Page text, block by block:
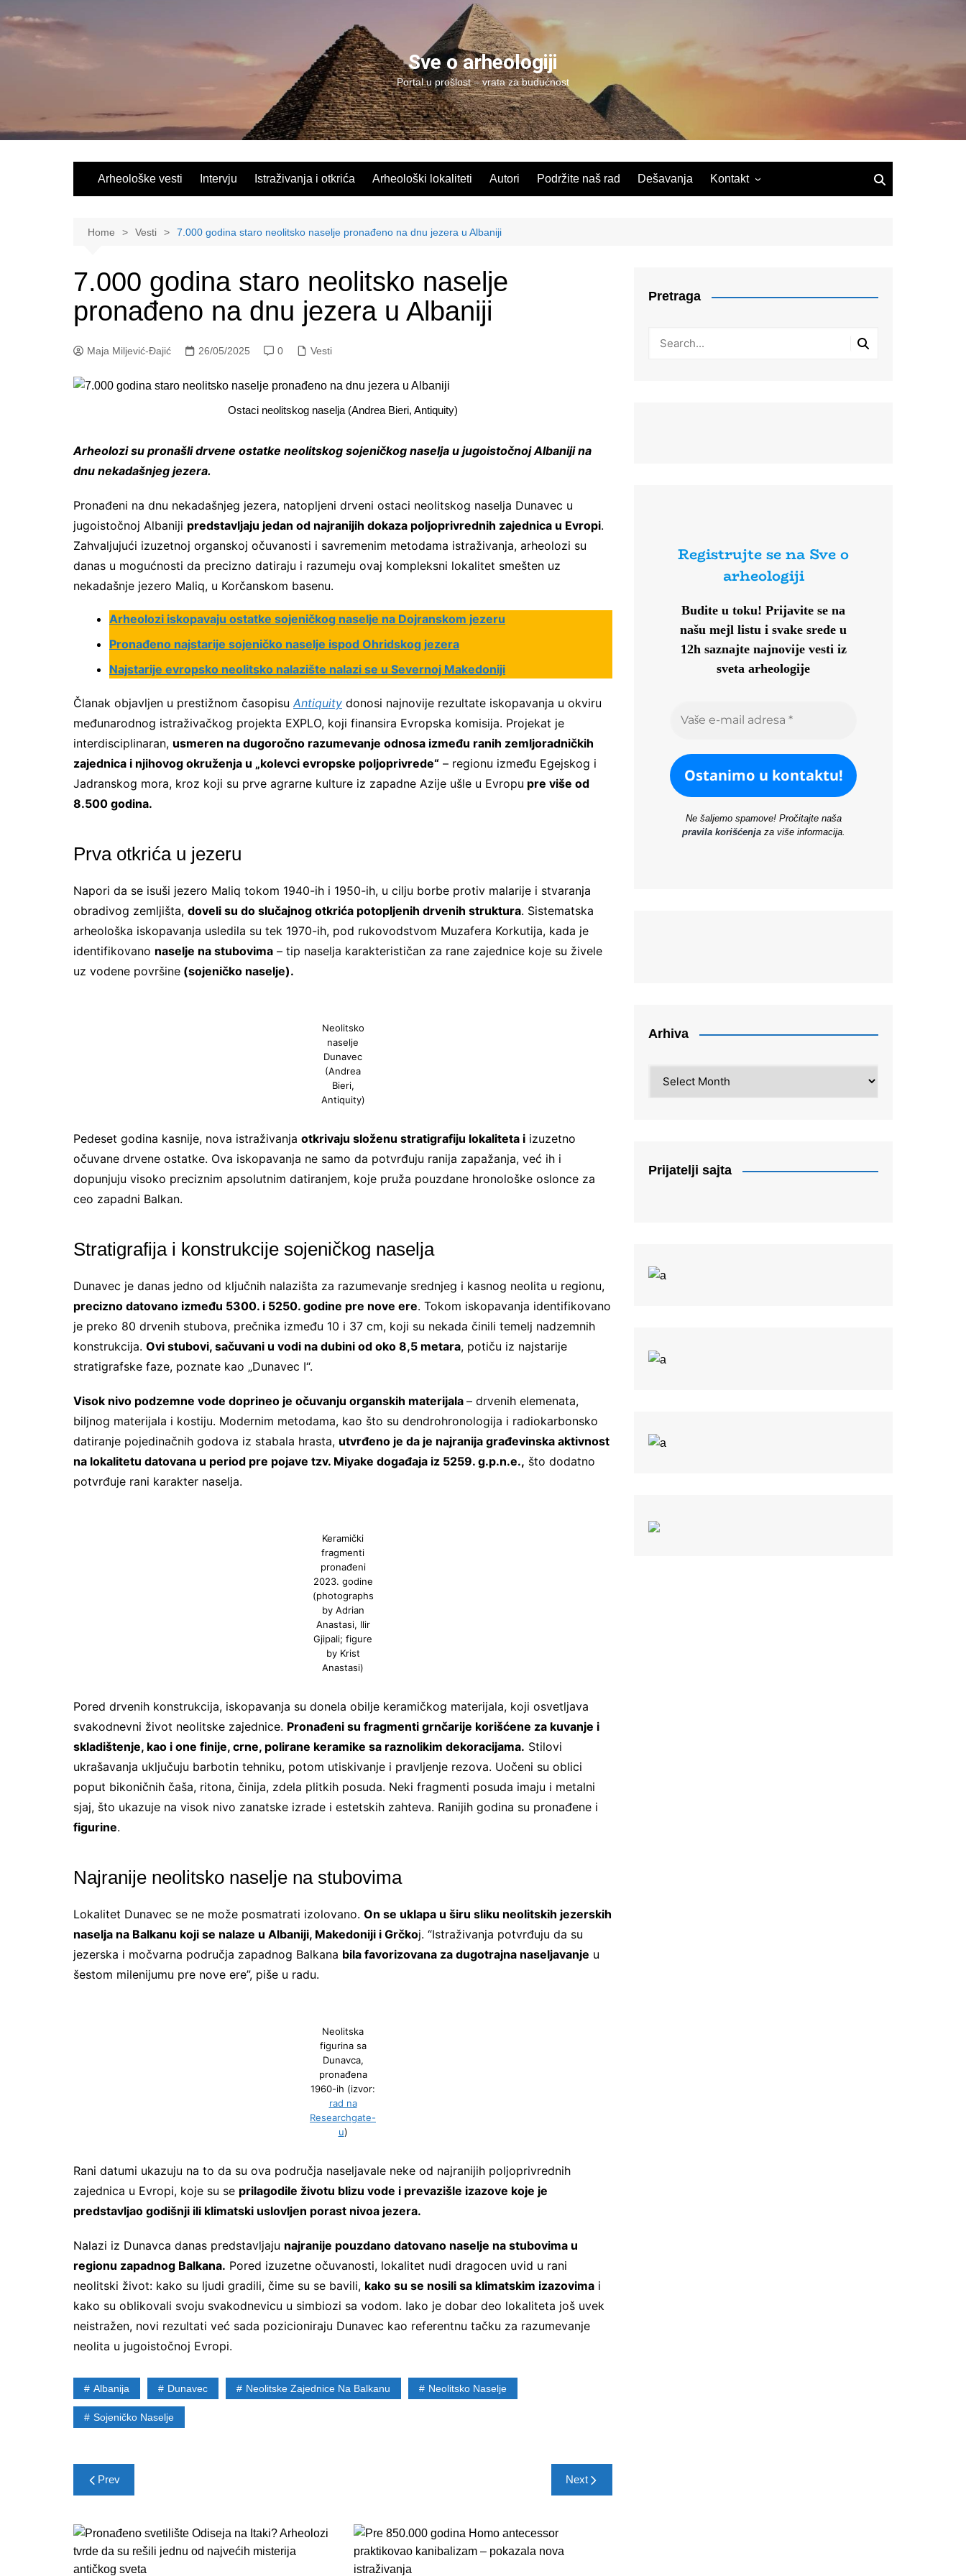
Sve o arheologiji
Portal u prošlost – vrata za budućnost
Arheološke vesti Intervju Istraživanja i otkrića Arheološki lokaliteti Autori Podržite naš rad Dešavanja Kontakt
Home Vesti 7.000 godina staro neolitsko naselje pronađeno na dnu jezera u Albaniji
7.000 godina staro neolitsko naselje
pronađeno na dnu jezera u Albaniji
Maja Miljević-Đajić 26/05/2025 0 Vesti
Ostaci neolitskog naselja (Andrea Bieri, Antiquity)
Arheolozi su pronašli drvene ostatke neolitskog sojeničkog naselja u jugoistočnoj Albaniji na
dnu nekadašnjeg jezera.
Pronađeni na dnu nekadašnjeg jezera, natopljeni drveni ostaci neolitskog naselja Dunavec u
jugoistočnoj Albaniji predstavljaju jedan od najranijih dokaza poljoprivrednih zajednica u Evropi.
Zahvaljujući izuzetnoj organskoj očuvanosti i savremenim metodama istraživanja, arheolozi su
danas u mogućnosti da precizno datiraju i razumeju ovaj kompleksni lokalitet smešten uz
nekadašnje jezero Maliq, u Korčanskom basenu.
Arheolozi iskopavaju ostatke sojeničkog naselje na Dojranskom jezeru
Pronađeno najstarije sojeničko naselje ispod Ohridskog jezera
Najstarije evropsko neolitsko nalazište nalazi se u Severnoj Makedoniji
Članak objavljen u prestižnom časopisu Antiquity donosi najnovije rezultate iskopavanja u okviru
međunarodnog istraživačkog projekta EXPLO, koji finansira Evropska komisija. Projekat je
interdisciplinaran, usmeren na dugoročno razumevanje odnosa između ranih zemljoradničkih
zajednica i njihovog okruženja u „kolevci evropske poljoprivrede“ – regionu između Egejskog i
Jadranskog mora, kroz koji su prve agrarne kulture iz zapadne Azije ušle u Evropu pre više od
8.500 godina.
Prva otkrića u jezeru
Napori da se isuši jezero Maliq tokom 1940-ih i 1950-ih, u cilju borbe protiv malarije i stvaranja
obradivog zemljišta, doveli su do slučajnog otkrića potopljenih drvenih struktura. Sistematska
arheološka iskopavanja usledila su tek 1970-ih, pod rukovodstvom Muzafera Korkutija, kada je
identifikovano naselje na stubovima – tip naselja karakterističan za rane zajednice koje su živele
uz vodene površine (sojeničko naselje).
Neolitsko
naselje
Dunavec
(Andrea
Bieri,
Antiquity)
Pedeset godina kasnije, nova istraživanja otkrivaju složenu stratigrafiju lokaliteta i izuzetno
očuvane drvene ostatke. Ova iskopavanja ne samo da potvrđuju ranija zapažanja, već ih i
dopunjuju visoko preciznim apsolutnim datiranjem, koje pruža pouzdane hronološke oslonce za
ceo zapadni Balkan.
Stratigrafija i konstrukcije sojeničkog naselja
Dunavec je danas jedno od ključnih nalazišta za razumevanje srednjeg i kasnog neolita u regionu,
precizno datovano između 5300. i 5250. godine pre nove ere. Tokom iskopavanja identifikovano
je preko 80 drvenih stubova, prečnika između 10 i 37 cm, koji su nekada činili temelj nadzemnih
konstrukcija. Ovi stubovi, sačuvani u vodi na dubini od oko 8,5 metara, potiču iz najstarije
stratigrafske faze, poznate kao „Dunavec I“.
Visok nivo podzemne vode doprineo je očuvanju organskih materijala – drvenih elemenata,
biljnog materijala i kostiju. Modernim metodama, kao što su dendrohronologija i radiokarbonsko
datiranje pojedinačnih godova iz stabala hrasta, utvrđeno je da je najranija građevinska aktivnost
na lokalitetu datovana u period pre pojave tzv. Miyake događaja iz 5259. g.p.n.e., što dodatno
potvrđuje rani karakter naselja.
Keramički
fragmenti
pronađeni
2023. godine
(photographs
by Adrian
Anastasi, Ilir
Gjipali; figure
by Krist
Anastasi)
Pored drvenih konstrukcija, iskopavanja su donela obilje keramičkog materijala, koji osvetljava
svakodnevni život neolitske zajednice. Pronađeni su fragmenti grnčarije korišćene za kuvanje i
skladištenje, kao i one finije, crne, polirane keramike sa raznolikim dekoracijama. Stilovi
ukrašavanja uključuju barbotin tehniku, potom utiskivanje i pravljenje rezova. Uočeni su oblici
poput bikoničnih čaša, ritona, činija, zdela plitkih posuda. Neki fragmenti posuda imaju i metalni
sjaj, što ukazuje na visok nivo zanatske izrade i estetskih zahteva. Ranijih godina su pronađene i
figurine.
Najranije neolitsko naselje na stubovima
Lokalitet Dunavec se ne može posmatrati izolovano. On se uklapa u širu sliku neolitskih jezerskih
naselja na Balkanu koji se nalaze u Albaniji, Makedoniji i Grčkoj. “Istraživanja potvrđuju da su
jezerska i močvarna područja zapadnog Balkana bila favorizovana za dugotrajna naseljavanje u
šestom milenijumu pre nove ere”, piše u radu.
Neolitska
figurina sa
Dunavca,
pronađena
1960-ih (izvor:
rad na
Researchgate-
u)
Rani datumi ukazuju na to da su ova područja naseljavale neke od najranijih poljoprivrednih
zajednica u Evropi, koje su se prilagodile životu blizu vode i prevazišle izazove koje je
predstavljao godišnji ili klimatski uslovljen porast nivoa jezera.
Nalazi iz Dunavca danas predstavljaju najranije pouzdano datovano naselje na stubovima u
regionu zapadnog Balkana. Pored izuzetne očuvanosti, lokalitet nudi dragocen uvid u rani
neolitski život: kako su ljudi gradili, čime su se bavili, kako su se nosili sa klimatskim izazovima i
kako su oblikovali svoju svakodnevicu u simbiozi sa vodom. Iako je dobar deo lokaliteta još uvek
neistražen, novi rezultati već sada pozicioniraju Dunavec kao referentnu tačku za razumevanje
neolita u jugoistočnoj Evropi.
Ne šaljemo spamove! Pročitajte naša
pravila korišćenjaza više informacija.
Albanija Dunavec Neolitske Zajednice Na Balkanu Neolitsko Naselje
Sojeničko Naselje
Post
navigation
Prev Next
Pretraga
Registrujte se na Sve o
arheologiji
Budite u toku! Prijavite se na
našu mejl listu i svake srede u
12h saznajte najnovije vesti iz
sveta arheologije
Ne šaljemo spamove! Pročitajte naša
pravila korišćenjaza više informacija.
Arhiva
Prijatelji sajta